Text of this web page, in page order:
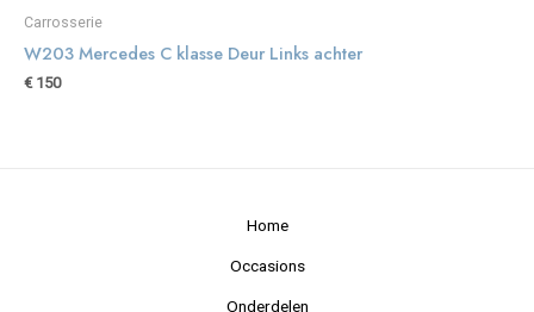
Carrosserie
W203 Mercedes C klasse Deur Links achter
€150
Home
Occasions
Onderdelen